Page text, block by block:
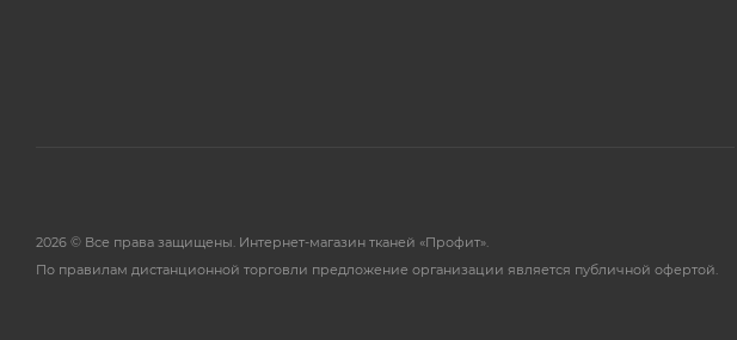
2026 © Все права защищены. Интернет-магазин тканей «Профит».
По правилам дистанционной торговли предложение организации является публичной офертой.